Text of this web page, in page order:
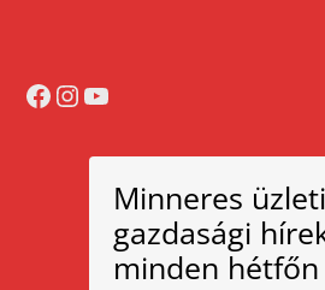
Facebook
Instagram
YouTube
Minneres
gazdasági
minden hétfőn